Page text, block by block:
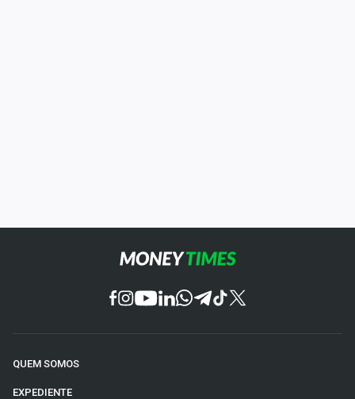
QUEM SOMOS
EXPEDIENTE